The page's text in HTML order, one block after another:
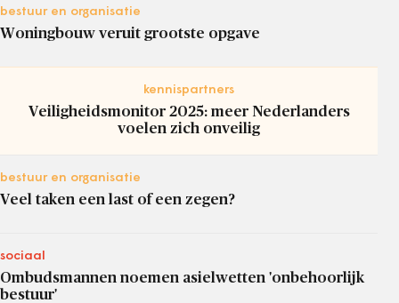
bestuur en organisatie
Woningbouw veruit grootste opgave
kennispartners
Veiligheidsmonitor 2025: meer Nederlanders
voelen zich onveilig
bestuur en organisatie
Veel taken een last of een zegen?
sociaal
Ombudsmannen noemen asielwetten 'onbehoorlijk
bestuur'